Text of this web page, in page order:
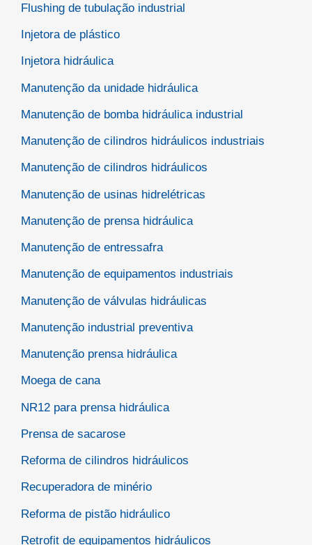
Flushing de tubulação industrial
Injetora de plástico
Injetora hidráulica
Manutenção da unidade hidráulica
Manutenção de bomba hidráulica industrial
Manutenção de cilindros hidráulicos industriais
Manutenção de cilindros hidráulicos
Manutenção de usinas hidrelétricas
Manutenção de prensa hidráulica
Manutenção de entressafra
Manutenção de equipamentos industriais
Manutenção de válvulas hidráulicas
Manutenção industrial preventiva
Manutenção prensa hidráulica
Moega de cana
NR12 para prensa hidráulica
Prensa de sacarose
Reforma de cilindros hidráulicos
Recuperadora de minério
Reforma de pistão hidráulico
Retrofit de equipamentos hidráulicos